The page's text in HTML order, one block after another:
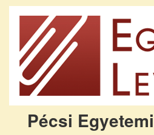
Pécsi